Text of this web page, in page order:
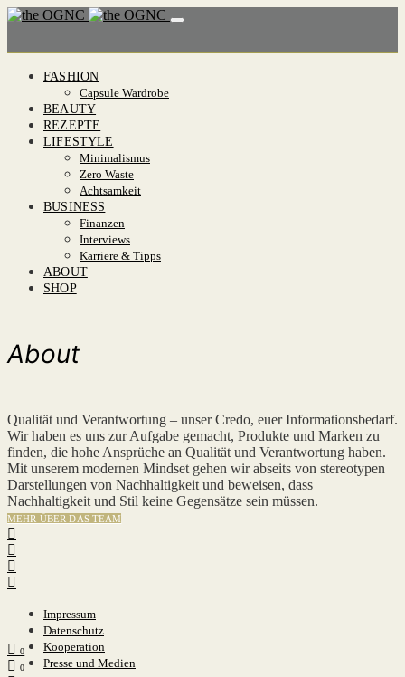
FASHION
Capsule Wardrobe
BEAUTY
REZEPTE
LIFESTYLE
Minimalismus
Zero Waste
Achtsamkeit
BUSINESS
Finanzen
Interviews
Karriere & Tipps
ABOUT
SHOP
About
Qualität und Verantwortung – unser Credo, euer Informationsbedarf.
Wir haben es uns zur Aufgabe gemacht, Produkte und Marken zu
finden, die hohe Ansprüche an Qualität und Verantwortung haben.
Mit unserem modernen Mindset gehen wir abseits von stereotypen
Darstellungen von Nachhaltigkeit und beweisen, dass
Nachhaltigkeit und Stil keine Gegensätze sein müssen.
MEHR ÜBER DAS TEAM
Impressum
Datenschutz
Kooperation
Presse und Medien
0
0